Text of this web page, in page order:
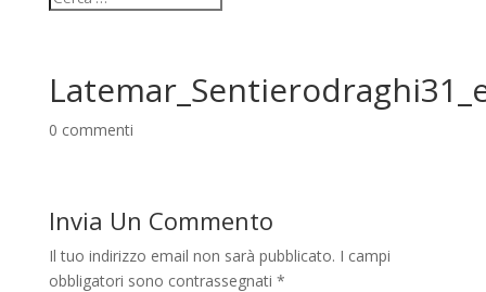
0 commenti
Invia Un Commento
Il tuo indirizzo email non sarà pubblicato. I campi
obbligatori sono contrassegnati *